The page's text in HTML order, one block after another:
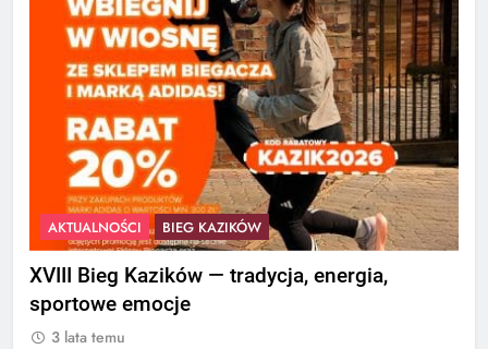
AKTUALNOŚCI BIEG KAZIKÓW
XVIII Bieg Kazików — tradycja, energia,
sportowe emocje
3 lata temu